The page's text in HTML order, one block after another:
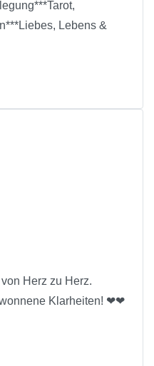
Lebens &
Herz zu Herz.
Klarheiten! ❤❤